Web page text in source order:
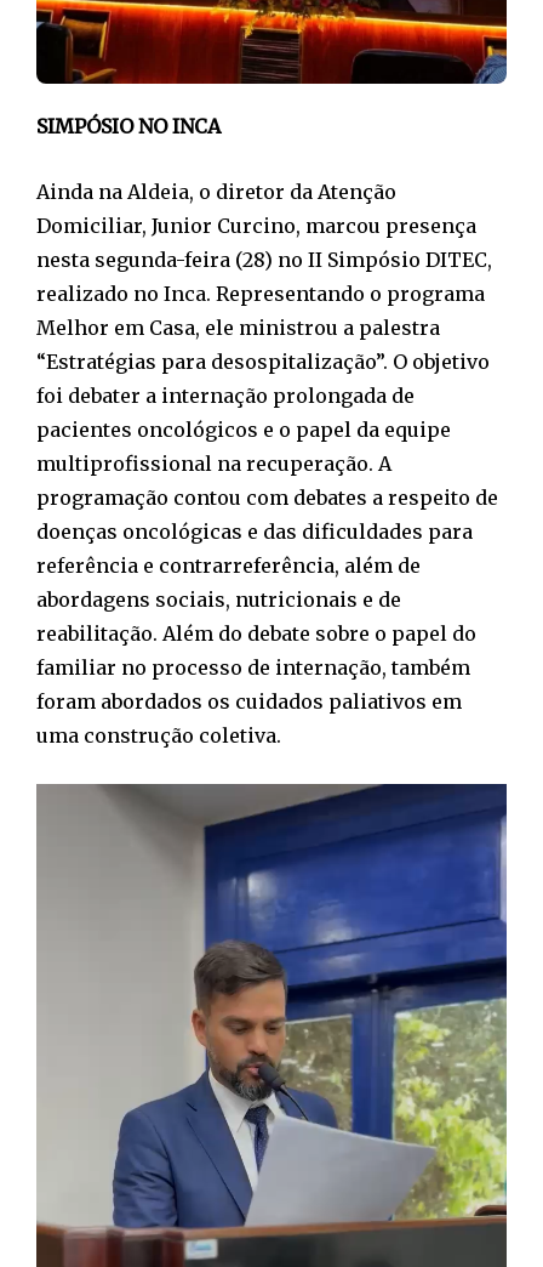
SIMPÓSIO NO INCA
Ainda na Aldeia, o diretor da Atenção
Domiciliar, Junior Curcino, marcou presença
nesta segunda-feira (28) no II Simpósio DITEC,
realizado no Inca. Representando o programa
Melhor em Casa, ele ministrou a palestra
“Estratégias para desospitalização”. O objetivo
foi debater a internação prolongada de
pacientes oncológicos e o papel da equipe
multiprofissional na recuperação. A
programação contou com debates a respeito de
doenças oncológicas e das dificuldades para
referência e contrarreferência, além de
abordagens sociais, nutricionais e de
reabilitação. Além do debate sobre o papel do
familiar no processo de internação, também
foram abordados os cuidados paliativos em
uma construção coletiva.